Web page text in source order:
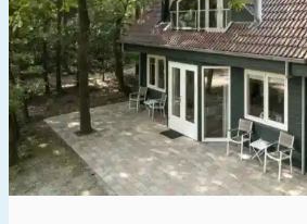
Unterkunft
Nicht im Ferienpark
Im Ferienpark
Einfamilienhaus